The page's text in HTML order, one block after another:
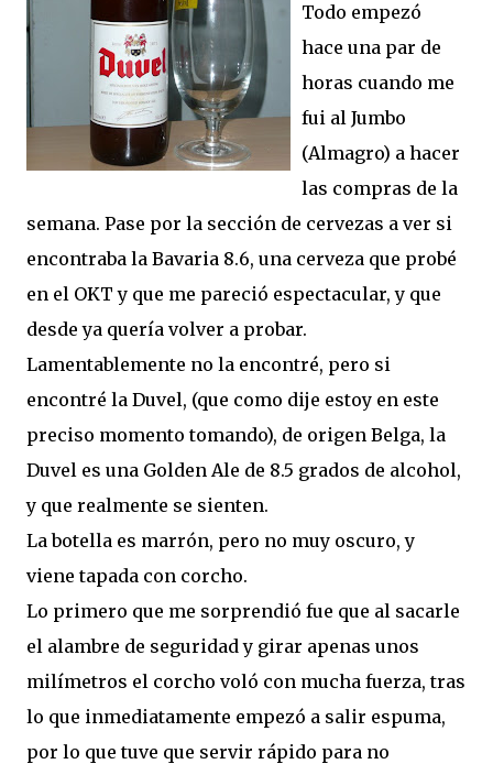
Todo empezó
hace una par de
horas cuando me
fui al Jumbo
(Almagro) a hacer
las compras de la
semana. Pase por la sección de cervezas a ver si
encontraba la Bavaria 8.6, una cerveza que probé
en el OKT y que me pareció espectacular, y que
desde ya quería volver a probar.
Lamentablemente no la encontré, pero si
encontré la Duvel, (que como dije estoy en este
preciso momento tomando), de origen Belga, la
Duvel es una Golden Ale de 8.5 grados de alcohol,
y que realmente se sienten.
La botella es marrón, pero no muy oscuro, y
viene tapada con corcho.
Lo primero que me sorprendió fue que al sacarle
el alambre de seguridad y girar apenas unos
milímetros el corcho voló con mucha fuerza, tras
lo que inmediatamente empezó a salir espuma,
por lo que tuve que servir rápido para no